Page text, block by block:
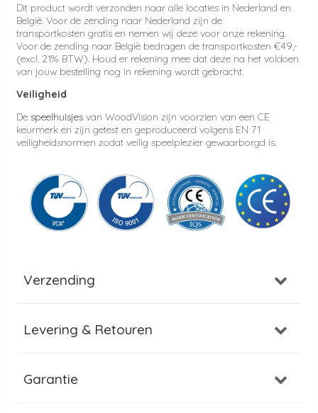
Dit product wordt verzonden naar alle locaties in Nederland en
België. Voor de zending naar Nederland zijn de
transportkosten gratis en nemen wij deze voor onze rekening.
Voor de zending naar België bedragen de transportkosten €49,-
(excl. 21% BTW). Houd er rekening mee dat deze na het voldoen
van jouw bestelling nog in rekening wordt gebracht.
Veiligheid
De speelhuisjes van WoodVision zijn voorzien van een CE
keurmerk en zijn getest en geproduceerd volgens EN 71
veiligheidsnormen zodat veilig speelplezier gewaarborgd is.
Verzending
Levering & Retouren
Garantie